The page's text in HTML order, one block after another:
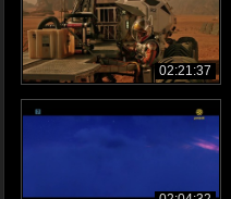
02:21:37